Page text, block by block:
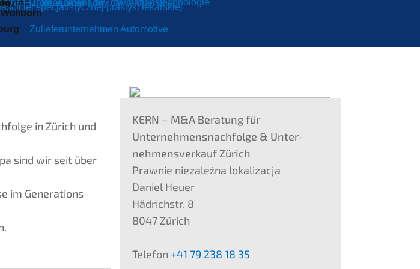
, Zulie­fer­un­ter­neh­men Automotive
eines Unter­neh­mens für Informationstechnologie
, Właści­ciel firmy deweloperskiej
Wollborn
specja­lis­ty­cz­nej prakty­ki lekarskiej
, Fizjoterapeuta
in Zürich und
sind wir seit über
im Generations­
KERN – M&A Beratung für
Unternehmens­nachfolge & Unter­
nehmens­verkauf Zürich
Prawnie nieza­leż­na lokali­zac­ja
Daniel Heuer
Hädrichstr. 8
8047 Zürich
Telefon +41 79 238 18 35